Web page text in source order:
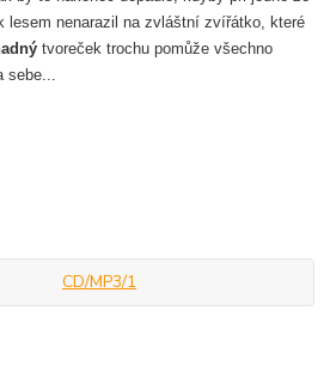
lesem nenarazil na zvláštní zvířátko, které
tvoreček trochu pomůže všechno
sebe...
CD/MP3/1